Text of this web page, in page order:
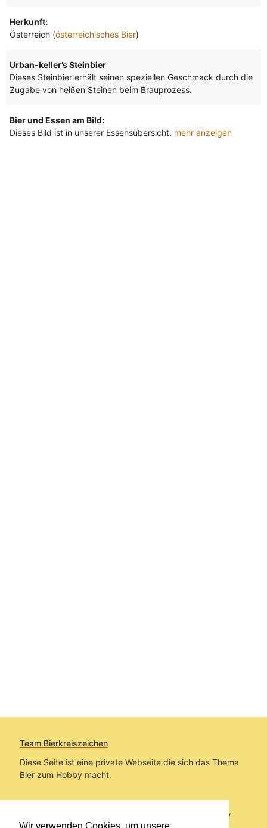
Herkunft:
Österreich (österreichisches Bier)
Urban-keller’s Steinbier
Dieses Steinbier erhält seinen speziellen Geschmack durch die
Zugabe von heißen Steinen beim Brauprozess.
Bier und Essen am Bild:
Dieses Bild ist in unserer Essensübersicht. mehr anzeigen
Team Bierkreiszeichen
Diese Seite ist eine private Webseite die sich das Thema
Bier zum Hobby macht.
Sie befinden sich auf https://www.bierkreiszeichen.at/